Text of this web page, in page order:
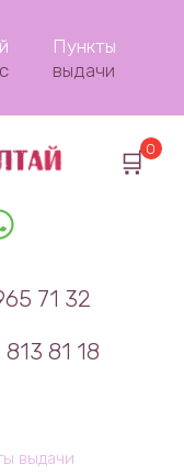
Пункты
выдачи
71 32
81 18
0
выдачи